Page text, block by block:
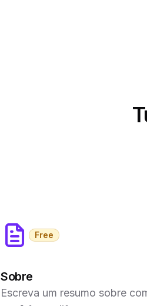
Free
Sobre
Escreva um resumo sobre